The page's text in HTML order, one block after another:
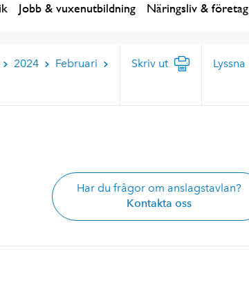
Jobb & vuxenutbildning Näringsliv & företag
2024
Februari
Skriv ut Lyssna
Har du frågor om anslagstavlan?
Kontakta oss